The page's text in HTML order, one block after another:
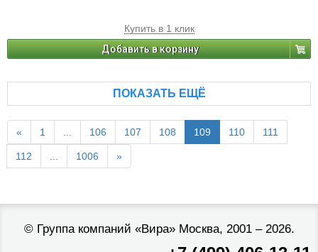
Купить в 1 клик
Добавить в корзину
ПОКАЗАТЬ ЕЩЁ
« 1 ... 106 107 108 109 110 111
112 ... 1006 »
© Группа компаний «Вира»Москва, 2001 – 2026.